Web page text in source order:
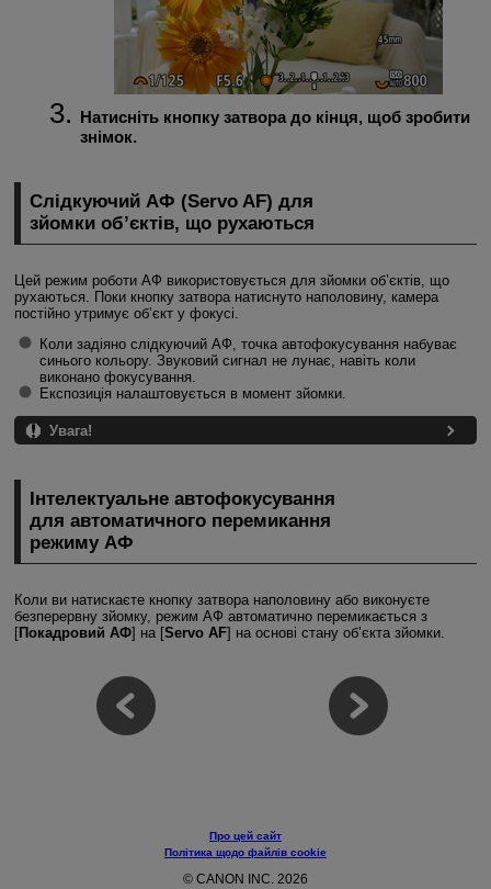
Натисніть кнопку затвора до кінця, щоб зробити
знімок.
Слідкуючий АФ (Servo AF) для
зйомки об’єктів, що рухаються
Цей режим роботи АФ використовується для зйомки об’єктів, що
рухаються. Поки кнопку затвора натиснуто наполовину, камера
постійно утримує об’єкт у фокусі.
Коли задіяно слідкуючий АФ, точка автофокусування набуває
синього кольору. Звуковий сигнал не лунає, навіть коли
виконано фокусування.
Експозиція налаштовується в момент зйомки.
Увага!
Інтелектуальне автофокусування
для автоматичного перемикання
режиму АФ
Коли ви натискаєте кнопку затвора наполовину або виконуєте
безперервну зйомку, режим АФ автоматично перемикається з
[Покадровий АФ] на [Servo AF] на основі стану об’єкта зйомки.
Про цей сайт
Політика щодо файлів cookie
© CANON INC. 2026